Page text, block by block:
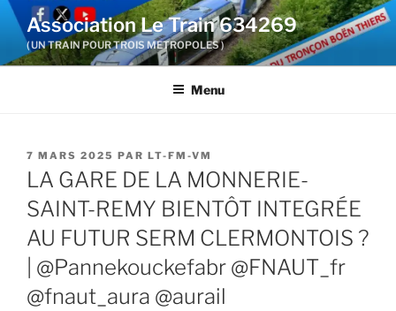
Aller
contenu
Association Le Train 634269
( UN TRAIN POUR TROIS METROPOLES )
Menu
PUBLIÉ
LE
7 MARS 2025 PAR LT-FM-VM
LA GARE DE LA MONNERIE-
SAINT-REMY BIENTÔT INTEGRÉE
AU FUTUR SERM CLERMONTOIS ?
| @Pannekouckefabr @FNAUT_fr
@fnaut_aura @aurail